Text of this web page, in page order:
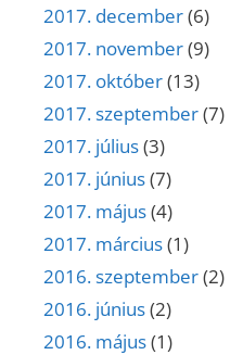
2017. december(6)
2017. november(9)
2017. október(13)
2017. szeptember(7)
2017. július(3)
2017. június(7)
2017. május(4)
2017. március(1)
2016. szeptember(2)
2016. június(2)
2016. május(1)